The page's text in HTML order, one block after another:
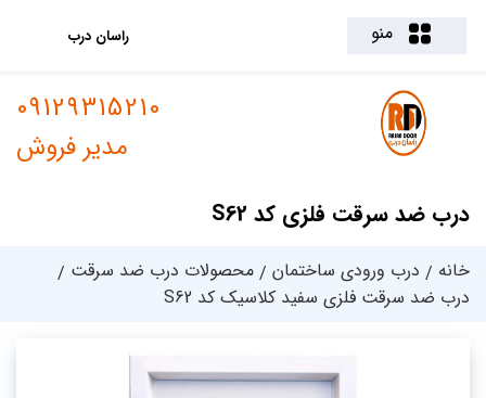
منو راسان درب
درب ضد سرقت فلزی کد S62
09129315210
مدیر فروش
خانه درب ورودی ساختمان
محصولات درب ضد سرقت
درب ضد سرقت فلزی سفید کلاسیک کد S62